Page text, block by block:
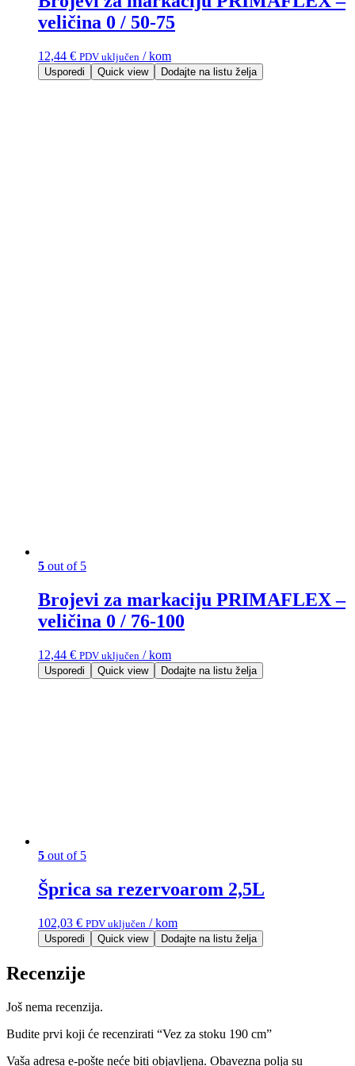
veličina 0 / 50-75
12,44 € PDV uključen / kom
Usporedi Quick view Dodajte na listu želja
5 out of 5
Brojevi za markaciju PRIMAFLEX –
veličina 0 / 76-100
12,44 € PDV uključen / kom
Usporedi Quick view Dodajte na listu želja
5 out of 5
Šprica sa rezervoarom 2,5L
102,03 € PDV uključen / kom
Usporedi Quick view Dodajte na listu želja
Recenzije
Još nema recenzija.
Budite prvi koji će recenzirati “Vez za stoku 190 cm”
Vaša adresa e-pošte neće biti objavljena. Obavezna polja su